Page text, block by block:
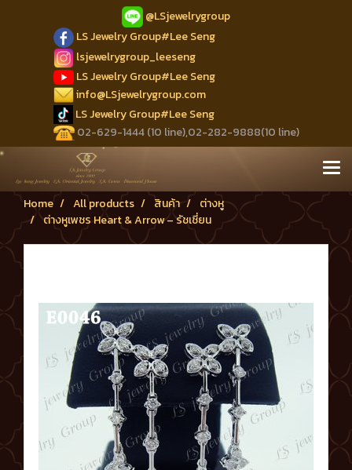
@LSjewelrygroup
LS Jewelry Group#Lee Seng
lsjewelrygroup_leeseng
LS Jewelry Group#Lee Seng
info@LSjewelrygroup.com
LS Jewelry Group#Lee Seng
02-629-1444 (10 line),02-282-9888(10 line)
Home All products สินค้า
ต่างหู
ต่างหูเพชร Heart & Arrow – รัชเชี่ยน